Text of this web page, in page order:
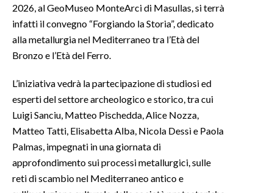
2026, al GeoMuseo MonteArci di Masullas, si terrà
infatti il convegno “Forgiando la Storia”, dedicato
alla metallurgia nel Mediterraneo tra l’Età del
Bronzo e l’Età del Ferro.
L’iniziativa vedrà la partecipazione di studiosi ed
esperti del settore archeologico e storico, tra cui
Luigi Sanciu, Matteo Pischedda, Alice Nozza,
Matteo Tatti, Elisabetta Alba, Nicola Dessì e Paola
Palmas, impegnati in una giornata di
approfondimento sui processi metallurgici, sulle
reti di scambio nel Mediterraneo antico e